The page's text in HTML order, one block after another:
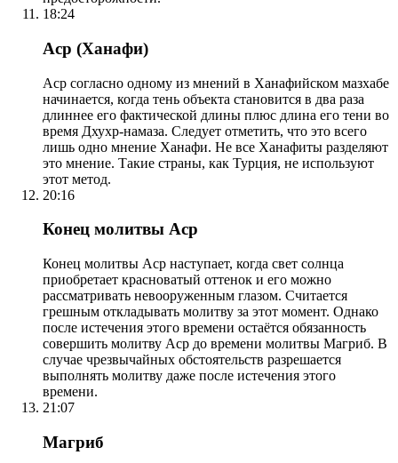
18:24
Аср (Ханафи)
Аср согласно одному из мнений в Ханафийском мазхабе
начинается, когда тень объекта становится в два раза
длиннее его фактической длины плюс длина его тени во
время Дхухр-намаза. Следует отметить, что это всего
лишь одно мнение Ханафи. Не все Ханафиты разделяют
это мнение. Такие страны, как Турция, не используют
этот метод.
20:16
Конец молитвы Аср
Конец молитвы Аср наступает, когда свет солнца
приобретает красноватый оттенок и его можно
рассматривать невооруженным глазом. Считается
грешным откладывать молитву за этот момент. Однако
после истечения этого времени остаётся обязанность
совершить молитву Аср до времени молитвы Магриб. В
случае чрезвычайных обстоятельств разрешается
выполнять молитву даже после истечения этого
времени.
21:07
Магриб